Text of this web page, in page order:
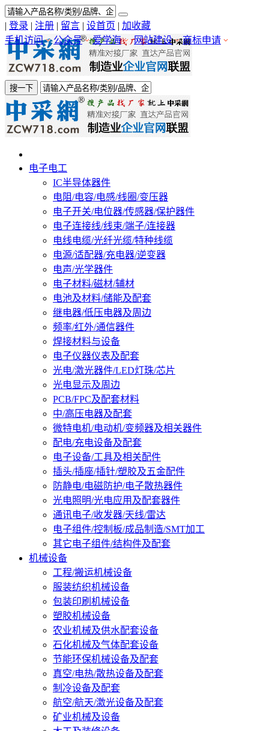
| 登录 | 注册 | 留言 | 设首页 | 加收藏
手机访问
公众号 爱学海 网站建设 商标申请
搜一下
电子电工
IC半导体器件
电阻/电容/电感/线圈/变压器
电子开关/电位器/传感器/保护器件
电子连接线/线束/端子/连接器
电线电缆/光纤光缆/特种线缆
电源/适配器/充电器/逆变器
电声/光学器件
电子材料/磁材/辅材
电池及材料/储能及配套
继电器/低压电器及周边
频率/红外/通信器件
焊接材料与设备
电子仪器仪表及配套
光电/激光器件/LED灯珠/芯片
光电显示及周边
PCB/FPC及配套材料
中/高压电器及配套
微特电机/电动机/变频器及相关器件
配电/充电设备及配套
电子设备/工具及相关配件
插头/插座/插针/塑胶及五金配件
防静电/电磁防护/电子散热器件
光电照明/光电应用及配套器件
通讯电子/收发器/天线/雷达
电子组件/控制板/成品制造/SMT加工
其它电子组件/结构件及配套
机械设备
工程/搬运机械设备
服装纺织机械设备
包装印刷机械设备
塑胶机械设备
农业机械及供水配套设备
石化机械及气体配套设备
节能环保机械设备及配套
真空/电热/散热设备及配套
制冷设备及配套
航空/航天/激光设备及配套
矿业机械及设备